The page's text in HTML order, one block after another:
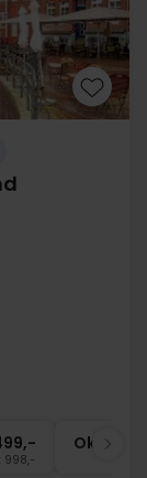
998,-
Okt